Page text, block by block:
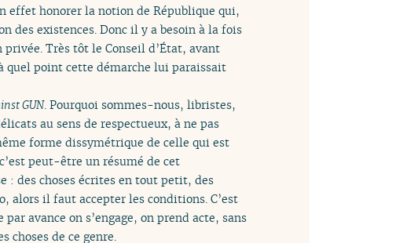
effet honorer la notion de République qui,
des existences. Donc il y a besoin à la fois
Très tôt le Conseil d’État, avant
quel point cette démarche lui paraissait
GUN. Pourquoi sommes-nous, libristes,
au sens de respectueux, à ne pas
forme dissymétrique de celle qui est
peut-être un résumé de cet
: des choses écrites en tout petit, des
alors il faut accepter les conditions. C’est
avance on s’engage, on prend acte, sans
de ce genre.